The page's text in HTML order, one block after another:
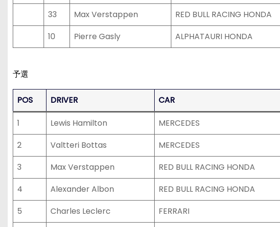
33
Max Verstappen RED BULL RACING HONDA
10
Pierre Gasly ALPHATAURI HONDA
予選
POS DRIVER CAR
1 Lewis Hamilton MERCEDES
2
Valtteri Bottas MERCEDES
3
Max Verstappen RED BULL RACING HONDA
4
Alexander Albon RED BULL RACING HONDA
5
Charles Leclerc FERRARI